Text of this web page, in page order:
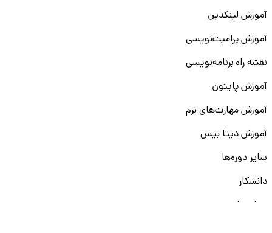
آموزش لینکدین
آموزش پرامپت‌نویسی
نقشه راه برنامه‌نویسی
آموزش پایتون
آموزش مهارت‌های نرم
آموزش دیتا بیس
سایر دوره‌ها
دانشکار
درباره ما